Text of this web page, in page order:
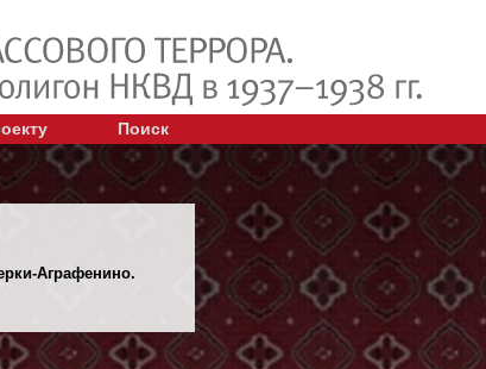
Поиск
Аграфенино.